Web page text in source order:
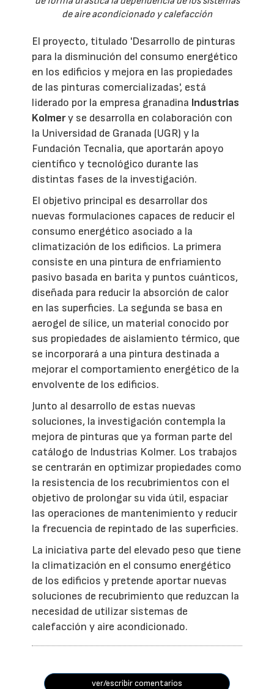
de aire acondicionado y calefacción
El proyecto, titulado 'Desarrollo de pinturas
para la disminución del consumo energético
en los edificios y mejora en las propiedades
de las pinturas comercializadas', está
liderado por la empresa granadina Industrias
Kolmery se desarrolla en colaboración con
la Universidad de Granada (UGR) y la
Fundación Tecnalia, que aportarán apoyo
científico y tecnológico durante las
distintas fases de la investigación.
El objetivo principal es desarrollar dos
nuevas formulaciones capaces de reducir el
consumo energético asociado a la
climatización de los edificios. La primera
consiste en una pintura de enfriamiento
pasivo basada en barita y puntos cuánticos,
diseñada para reducir la absorción de calor
en las superficies. La segunda se basa en
aerogel de sílice, un material conocido por
sus propiedades de aislamiento térmico, que
se incorporará a una pintura destinada a
mejorar el comportamiento energético de la
envolvente de los edificios.
Junto al desarrollo de estas nuevas
soluciones, la investigación contempla la
mejora de pinturas que ya forman parte del
catálogo de Industrias Kolmer. Los trabajos
se centrarán en optimizar propiedades como
la resistencia de los recubrimientos con el
objetivo de prolongar su vida útil, espaciar
las operaciones de mantenimiento y reducir
la frecuencia de repintado de las superficies.
La iniciativa parte del elevado peso que tiene
la climatización en el consumo energético
de los edificios y pretende aportar nuevas
soluciones de recubrimiento que reduzcan la
necesidad de utilizar sistemas de
calefacción y aire acondicionado.
ver/escribir comentarios